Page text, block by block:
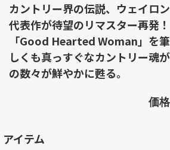
アイテム
カントリー界の伝説、ウェイロ
代表作が待望のリマスター再発
「Good Hearted Woman」を
しくも真っすぐなカントリー魂
の数々が鮮やかに甦る。